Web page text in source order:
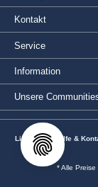
Service
Information
Kontakt
Unsere
Lieferung Hilfe &
* Alle Preise